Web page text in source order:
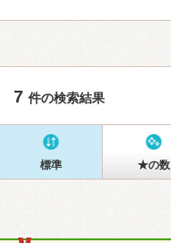
7 件の検索結果
標準 ★の数